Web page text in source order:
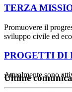
TERZA
Promuovere il
sviluppo civile ed
PROGETTI DI
Attualmente sono
Ultime